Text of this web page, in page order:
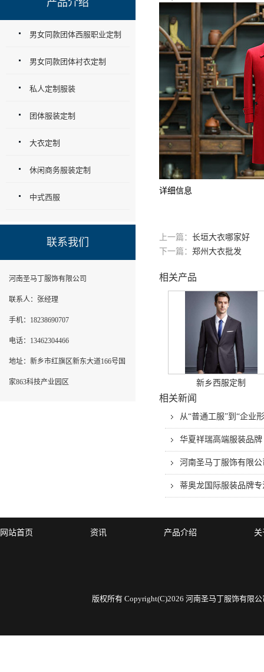
详细信息
上一篇： 长垣大衣哪家好
下一篇： 郑州大衣批发
相关产品
新乡西服定制
相关新闻
从“普通工服”到“企业
华夏祥瑞高端服装品牌
河南圣马丁服饰有限公
蒂奥龙国际服装品牌
产品介绍
男女同款团体西服职业定制
男女同款团体衬衣定制
私人定制服装
团体服装定制
大衣定制
休闲商务服装定制
中式西服
联系我们
河南圣马丁服饰有限公司
联系人：张经理
手机：18238690707
电话：13462304466
地址：新乡市红旗区新东大道166号国
家863科技产业园区
网站首页 资讯 产品介绍
版权所有 Copyright(C)2026 河南圣马丁服饰有限